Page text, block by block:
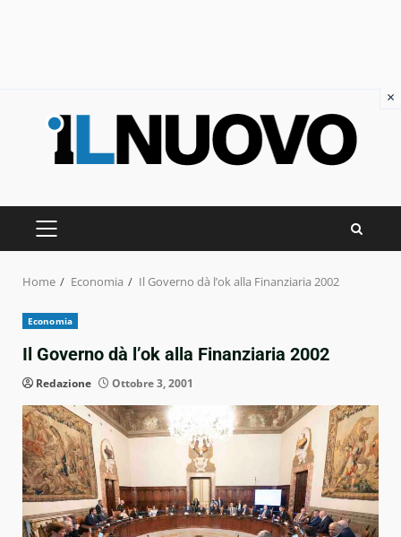
PRIMARY
Home Economia Il Governo dà l’ok alla Finanziaria 2002
Economia
Il Governo dà l’ok alla Finanziaria 2002
Redazione Ottobre 3, 2001
×